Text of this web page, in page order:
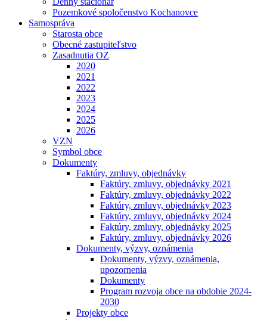
Pozemkové spoločenstvo Kochanovce
Samospráva
Starosta obce
Obecné zastupiteľstvo
Zasadnutia OZ
2020
2021
2022
2023
2024
2025
2026
VZN
Symbol obce
Dokumenty
Faktúry, zmluvy, objednávky
Faktúry, zmluvy, objednávky 2021
Faktúry, zmluvy, objednávky 2022
Faktúry, zmluvy, objednávky 2023
Faktúry, zmluvy, objednávky 2024
Faktúry, zmluvy, objednávky 2025
Faktúry, zmluvy, objednávky 2026
Dokumenty, výzvy, oznámenia
Dokumenty, výzvy, oznámenia,
upozornenia
Dokumenty
Program rozvoja obce na obdobie 2024-
2030
Projekty obce